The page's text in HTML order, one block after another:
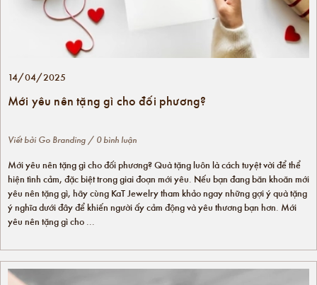
14/04/2025
Mới yêu nên tặng gì cho đối phương?
Viết bởi Go Branding / 0 bình luận
Mới yêu nên tặng gì cho đối phương? Quà tặng luôn là cách tuyệt vời để thể
hiện tình cảm, đặc biệt trong giai đoạn mới yêu. Nếu bạn đang băn khoăn mới
yêu nên tặng gì, hãy cùng KaT Jewelry tham khảo ngay những gợi ý quà tặng
ý nghĩa dưới đây để khiến người ấy cảm động và yêu thương bạn hơn. Mới
yêu nên tặng gì cho ...